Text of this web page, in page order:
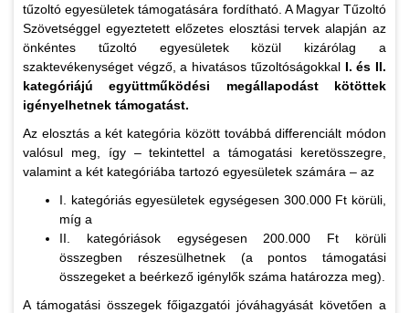
tűzoltó egyesületek támogatására fordítható. A Magyar Tűzoltó
Szövetséggel egyeztetett előzetes elosztási tervek alapján az
önkéntes tűzoltó egyesületek közül kizárólag a
szaktevékenységet végző, a hivatásos tűzoltóságokkal I. és II.
kategóriájú együttműködési megállapodást kötöttek
igényelhetnek támogatást.
Az elosztás a két kategória között továbbá differenciált módon
valósul meg, így – tekintettel a támogatási keretösszegre,
valamint a két kategóriába tartozó egyesületek számára – az
I. kategóriás egyesületek egységesen 300.000 Ft körüli,
míg a
II. kategóriások egységesen 200.000 Ft körüli
összegben részesülhetnek (a pontos támogatási
összegeket a beérkező igénylők száma határozza meg).
A támogatási összegek főigazgatói jóváhagyását követően a